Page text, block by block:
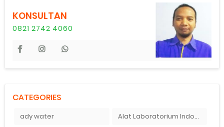
KONSULTAN
0821 2742 4060
CATEGORIES
ady water Alat Laboratorium Indonesia